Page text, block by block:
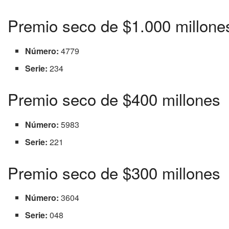
Premio seco de $1.000
Número: 4779
Serie: 234
Premio seco de $400 millones
Número: 5983
Serie: 221
Premio seco de $300 millones
Número: 3604
Serie: 048